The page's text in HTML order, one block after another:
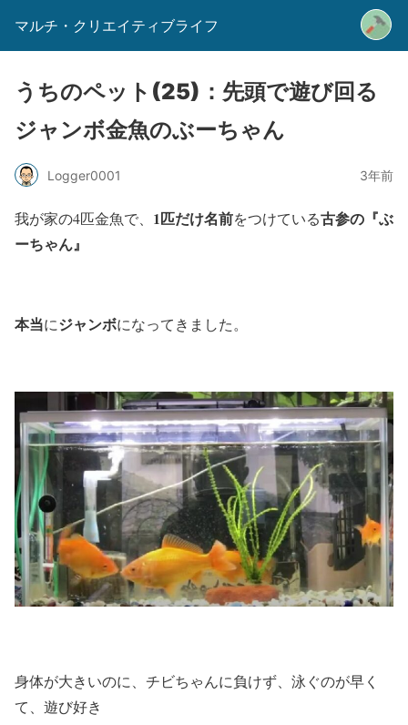
マルチ・クリエイティブライフ
うちのペット(25)：先頭で遊び回る
ジャンボ金魚のぶーちゃん
Logger0001 3年前
我が家の4匹金魚で、 1匹だけ名前をつけている古参の『ぶ
ーちゃん』
本当にジャンボになってきました。
身体が大きいのに、チビちゃんに負けず、泳ぐのが早く
て、遊び好き